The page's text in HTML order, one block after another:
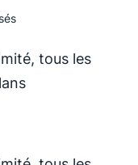
tous les